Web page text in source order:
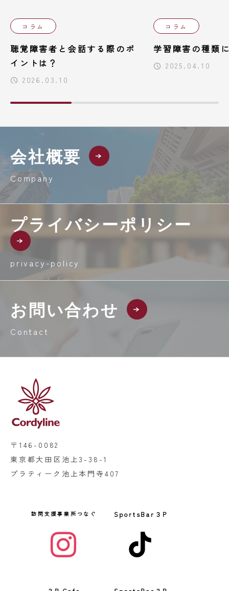
コラム
聴覚障害者と会話する際のポ
イントは？
2026.03.10
コラム
学習障害の種類
2025.04.10
会社概要
Company
プライバシーポリシー
privacy-policy
お問い合わせ
Contact
〒146-0082
東京都大田区池上3-38-1
プラティーク池上本門寺407